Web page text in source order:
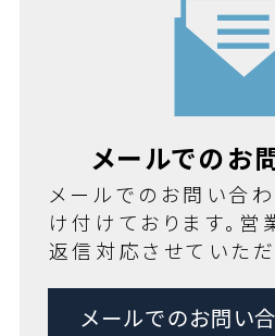
メールでのお
メールでのお問い合
け付けております。
返信対応させていただ
メールでのお問い